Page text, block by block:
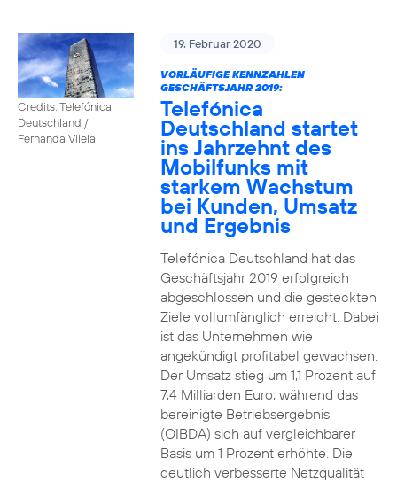
Credits: Telefónica
Deutschland /
Fernanda Vilela
19. Februar 2020
VORLÄUFIGE KENNZAHLEN
GESCHÄFTSJAHR 2019:
Telefónica
Deutschland startet
ins Jahrzehnt des
Mobilfunks mit
starkem Wachstum
bei Kunden, Umsatz
und Ergebnis
Telefónica Deutschland hat das
Geschäftsjahr 2019 erfolgreich
abgeschlossen und die gesteckten
Ziele vollumfänglich erreicht. Dabei
ist das Unternehmen wie
angekündigt profitabel gewachsen:
Der Umsatz stieg um 1,1 Prozent auf
7,4 Milliarden Euro, während das
bereinigte Betriebsergebnis
(OIBDA) sich auf vergleichbarer
Basis um 1 Prozent erhöhte. Die
deutlich verbesserte Netzqualität